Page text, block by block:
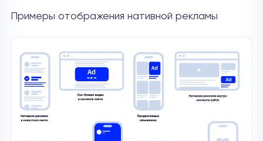
Примеры отображения нативной рекламы